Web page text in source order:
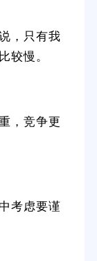
，只有我
较慢。
，竞争更
考虑要谨